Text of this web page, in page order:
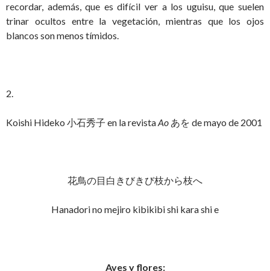
recordar, además, que es difícil ver a los uguisu, que suelen
trinar ocultos entre la vegetación, mientras que los ojos
blancos son menos tímidos.
2.
Koishi Hideko 小石秀子 en la revistaAo あを de mayo de 2001
花鳥の目白きびきび枝から枝へ
Hanadori no mejiro kibikibi shi kara shi e
Aves y flores: